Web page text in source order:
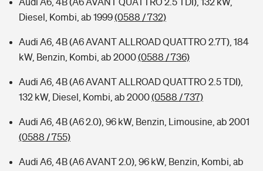
Diesel, Kombi, ab 1999(0588 / 732)
Audi A6, 4B (A6 AVANT ALLROAD QUATTRO 2.7T), 184
kW, Benzin, Kombi, ab 2000(0588 / 736)
Audi A6, 4B (A6 AVANT ALLROAD QUATTRO 2.5 TDI),
132 kW, Diesel, Kombi, ab 2000(0588 / 737)
Audi A6, 4B (A6 2.0), 96 kW, Benzin, Limousine, ab 2001
(0588 / 755)
Audi A6, 4B (A6 AVANT 2.0), 96 kW, Benzin, Kombi, ab